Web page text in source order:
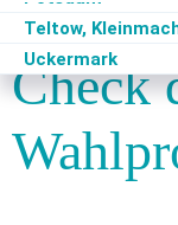
Teltow,
Uckermark
Kreisgruppe
Check